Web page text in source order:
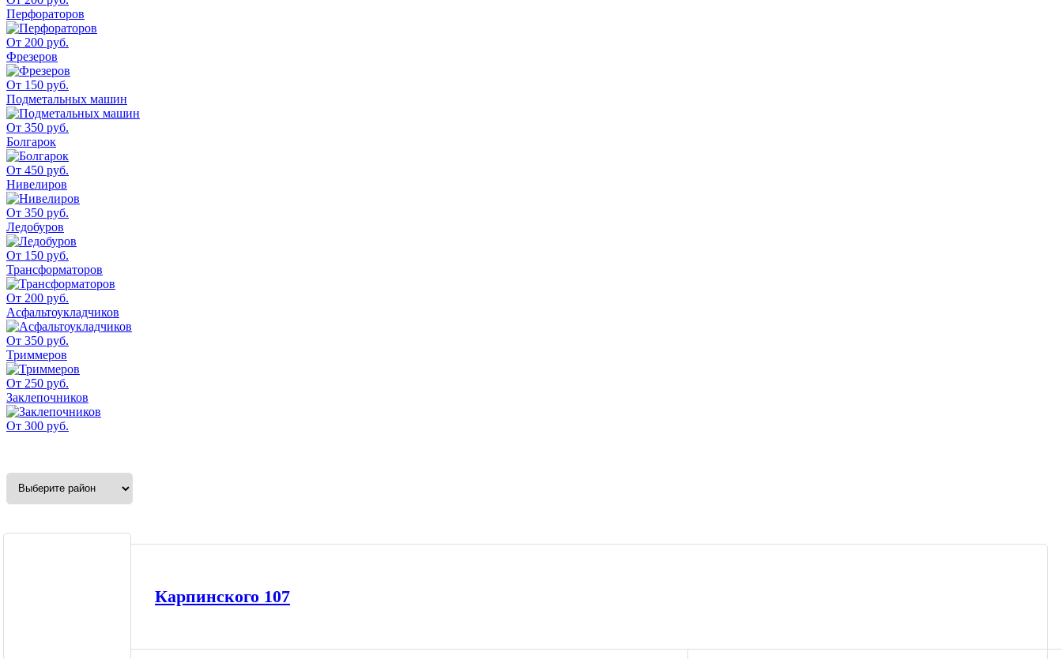
Перфораторов
От 200 руб.
Фрезеров
От 150 руб.
Подметальных машин
От 350 руб.
Болгарок
От 450 руб.
Нивелиров
От 350 руб.
Ледобуров
От 150 руб.
Трансформаторов
От 200 руб.
Асфальтоукладчиков
От 350 руб.
Триммеров
От 250 руб.
Заклепочников
От 300 руб.
Карпинского 107